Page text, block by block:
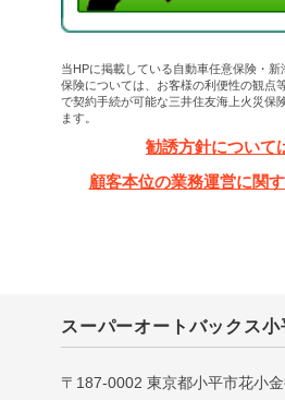
当HPに掲載している自動車任意保険・
保険については、お客様の利便性の観点
で契約手続が可能な三井住友海上火災保
ます。
勧誘方針について
顧客本位の業務運営に関
スーパーオートバックス小
〒187-0002 東京都小平市花小